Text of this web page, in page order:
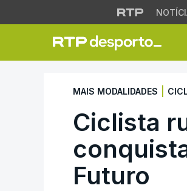
Ciclista
MAIS MODALIDADES
Ciclista
Futuro